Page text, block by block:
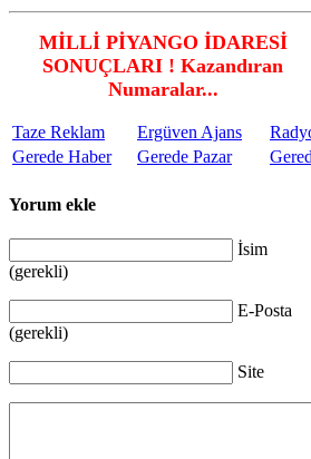
MİLLİ PİYANGO İDARESİ
SONUÇLARI ! Kazandıran
Numaralar...
Taze Reklam Ergüven Ajans
Gerede Haber
Gerede Pazar
Yorum ekle
İsim
(gerekli)
E-Posta
(gerekli)
Site